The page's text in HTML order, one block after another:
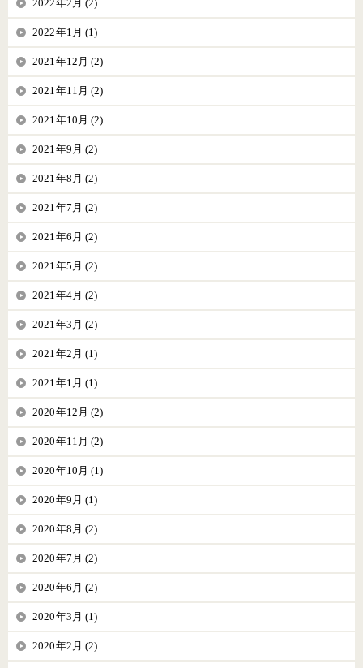
2022年2月 (2)
2022年1月 (1)
2021年12月 (2)
2021年11月 (2)
2021年10月 (2)
2021年9月 (2)
2021年8月 (2)
2021年7月 (2)
2021年6月 (2)
2021年5月 (2)
2021年4月 (2)
2021年3月 (2)
2021年2月 (1)
2021年1月 (1)
2020年12月 (2)
2020年11月 (2)
2020年10月 (1)
2020年9月 (1)
2020年8月 (2)
2020年7月 (2)
2020年6月 (2)
2020年3月 (1)
2020年2月 (2)